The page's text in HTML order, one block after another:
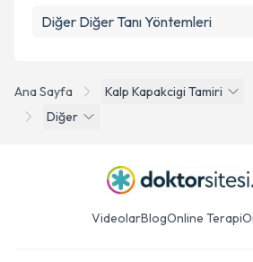
Ana Sayfa Kalp Kapakcigi Tamiri
Diğer
Diğer Diğer Tanı Yöntemleri
VideolarBlogOnline Terapi